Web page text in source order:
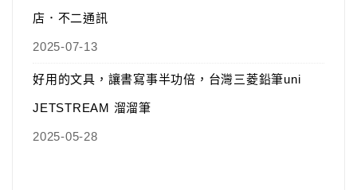
店．不二通訊
2025-07-13
好用的文具，讓書寫事半功倍，台灣三菱鉛筆uni
JETSTREAM 溜溜筆
2025-05-28